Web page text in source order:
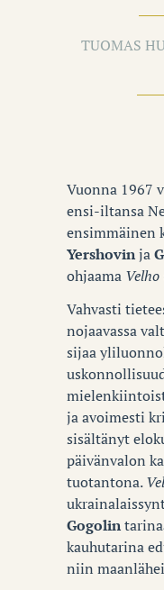
TUOMAS
Vuonna 1967
ensi-iltansa
ensimmäinen
Yershovinja
ohjaama Velho
Vahvasti
nojaavassa
sijaa
ja avoimesti
sisältänyt
päivänvalon
tuotantona.
Gogolin
kauhutarina
niin